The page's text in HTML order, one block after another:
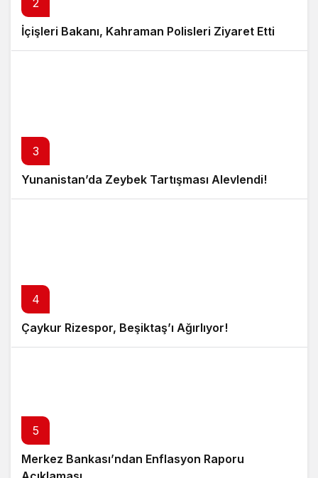
2
İçişleri Bakanı, Kahraman Polisleri Ziyaret Etti
3
Yunanistan’da Zeybek Tartışması Alevlendi!
4
Çaykur Rizespor, Beşiktaş’ı Ağırlıyor!
5
Merkez Bankası’ndan Enflasyon Raporu